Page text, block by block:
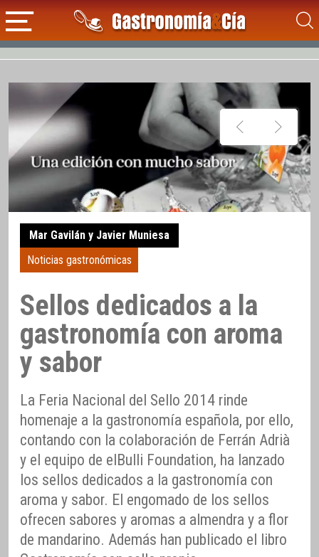
Mar Gavilán y Javier Muniesa
Noticias gastronómicas
Sellos dedicados a la
gastronomía con aroma
y sabor
La Feria Nacional del Sello 2014 rinde
homenaje a la gastronomía española, por ello,
contando con la colaboración de Ferrán Adrià
y el equipo de elBulli Foundation, ha lanzado
los sellos dedicados a la gastronomía con
aroma y sabor. El engomado de los sellos
ofrecen sabores y aromas a almendra y a flor
de mandarino. Además han publicado el libro